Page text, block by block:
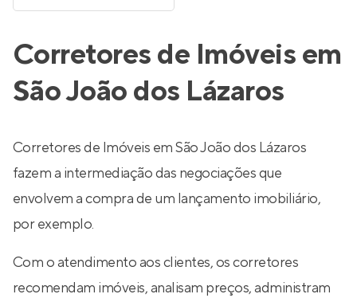
Corretores de Imóveis em
São João dos Lázaros
Corretores de Imóveis em São João dos Lázaros
fazem a intermediação das negociações que
envolvem a compra de um lançamento imobiliário,
por exemplo.
Com o atendimento aos clientes, os corretores
recomendam imóveis, analisam preços, administram